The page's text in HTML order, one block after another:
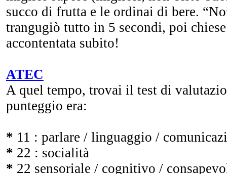
succo di frutta e le ordinai di bere.
trangugiò tutto in 5 secondi, poi
accontentata subito!
ATEC
A quel tempo, trovai il test di
punteggio era:
* 11 : parlare / linguaggio /
* 22 : socialità
* 22 sensoriale / cognitivo /